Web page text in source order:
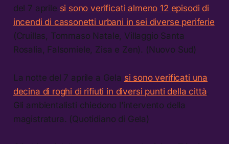
del 7 aprile si sono verificati almeno 12 episodi di
incendi di cassonetti urbani in sei diverse periferie
(Cruillas, Tommaso Natale, Villaggio Santa
Rosalia, Falsomiele, Zisa e Zen). (Nuovo Sud)
La notte del 7 aprile a Gela si sono verificati una
decina di roghi di rifiuti in diversi punti della città.
Gli ambientalisti chiedono l’intervento della
magistratura. (Quotidiano di Gela)